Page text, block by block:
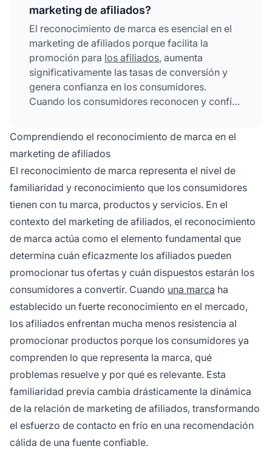
marketing de afiliados?
El reconocimiento de marca es esencial en el
marketing de afiliados porque facilita la
promoción para los afiliados, aumenta
significativamente las tasas de conversión y
genera confianza en los consumidores.
Cuando los consumidores reconocen y confían
lo que se traduce en mayores comisiones para
los afiliados y un mejor ROI para las marcas.
Comprendiendo el reconocimiento de marca en el
marketing de afiliados
El reconocimiento de marca representa el nivel de
familiaridad y reconocimiento que los consumidores
tienen con tu marca, productos y servicios. En el
contexto del marketing de afiliados, el reconocimiento
de marca actúa como el elemento fundamental que
determina cuán eficazmente los afiliados pueden
promocionar tus ofertas y cuán dispuestos estarán los
consumidores a convertir. Cuando una marca ha
establecido un fuerte reconocimiento en el mercado,
los afiliados enfrentan mucha menos resistencia al
promocionar productos porque los consumidores ya
comprenden lo que representa la marca, qué
problemas resuelve y por qué es relevante. Esta
familiaridad previa cambia drásticamente la dinámica
de la relación de marketing de afiliados, transformando
el esfuerzo de contacto en frío en una recomendación
cálida de una fuente confiable.